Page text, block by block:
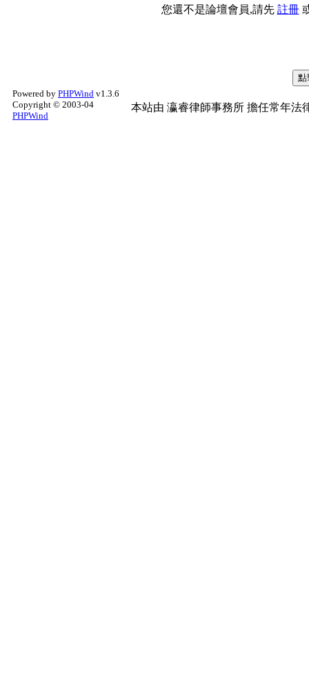
您還不是論壇會員,請先 註冊
Powered by PHPWind v1.3.6
Copyright © 2003-04
PHPWind
本站由 瀛睿律師事務所 擔任常年法